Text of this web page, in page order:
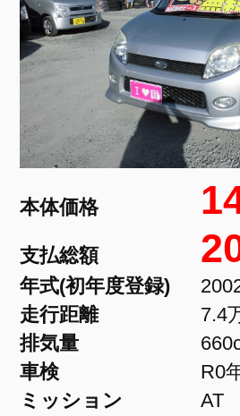
本体価格
支払総額
年式(初年度登録)
走行距離
7.4
排気量
車検
R0
ミッション
AT